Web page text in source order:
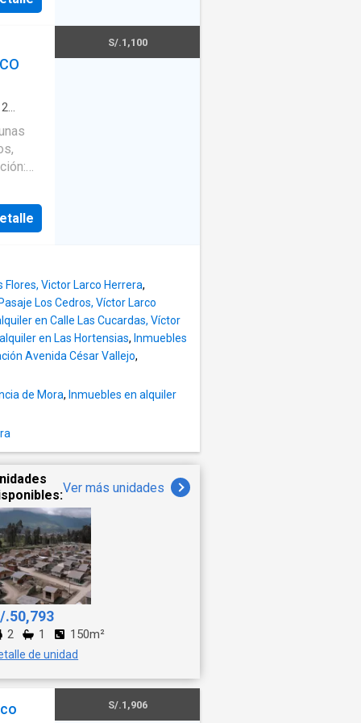
2
de
S/.1,100
Flores, Victor Larco Herrera,
Los Cedros, Víctor Larco
en Calle Las Cucardas, Víctor
en Las Hortensias, Inmuebles
Avenida César Vallejo,
de Mora, Inmuebles en alquiler
Ver más unidades
.50,793
2 1 150m²
de unidad
S/.1,906